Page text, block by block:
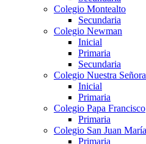
Colegio Montealto
Secundaria
Colegio Newman
Inicial
Primaria
Secundaria
Colegio Nuestra
Inicial
Primaria
Colegio Papa Francisco
Primaria
Colegio San Juan
Primaria